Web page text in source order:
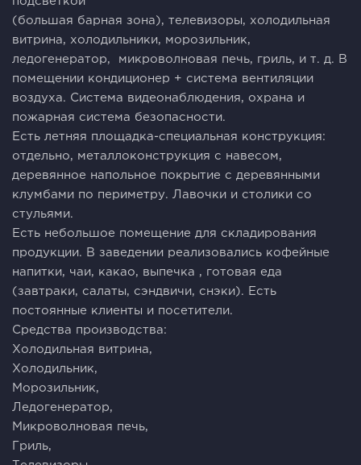
(большая барная зона), телевизоры, холодильная
витрина, холодильники, морозильник,
ледогенератор, микроволновая печь, гриль, и т. д. В
помещении кондиционер + система вентиляции
воздуха. Система видеонаблюдения, охрана и
пожарная система безопасности.
Есть летняя площадка-специальная конструкция:
отдельно, металлоконструкция с навесом,
деревянное напольное покрытие с деревянными
клумбами по периметру. Лавочки и столики со
стульями.
Есть небольшое помещение для складирования
продукции. В заведении реализовались кофейные
напитки, чаи, какао, выпечка , готовая еда
(завтраки, салаты, сэндвичи, снэки). Есть
постоянные клиенты и посетители.
Средства производства:
Холодильная витрина,
Холодильник,
Морозильник,
Ледогенератор,
Микроволновая печь,
Гриль,